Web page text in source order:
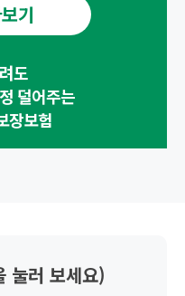
기
도
덜어주는
장보험
눌러 보세요)